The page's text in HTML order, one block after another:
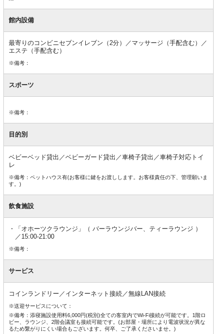
館内設備
最寄りのコンビニセブンイレブン（2分）／マッサージ（手配含む）／
エステ（手配含む）
※備考：
スポーツ
※備考：
目的別
ベビーベッド貸出／ベビーガード貸出／車椅子貸出／車椅子対応トイ
レ
※備考：ペットハウス有(お客様に鍵をお渡しします。お客様責任の下、管理願いま
す。)
飲食施設
「オホーツクラウンジ」（ バーラウンジバー、ティーラウンジ ）
／15:00-21:00
※備考：
サービス
コインランドリー／インターネット接続／無線LAN接続
※送迎サービスについて：
※備考：添寝施設使用料6,000円(税別)全ての客室内でWi-Fi接続が可能です。1階ロ
ビー、ラウンジ、2階会議室も接続可能です。(お部屋・場所により電波状況が異な
るため繋がりにくい場合もございます。何卒、ご了承くださいませ。)